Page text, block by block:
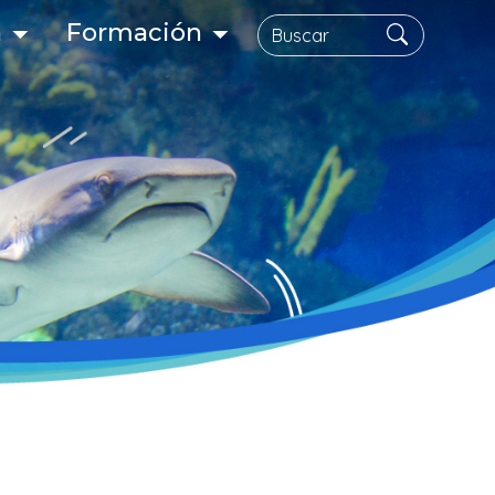
Formación Buscar